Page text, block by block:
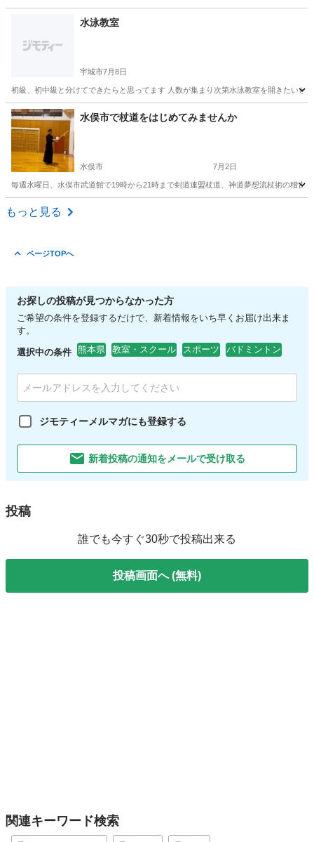
空手/他格闘技
水泳教室
宇城市7月8日
初級、初中級と分けてできたらと思ってます 人数が集まり次第水泳教室を開きたい
熊本 宇城市 水泳 泳ぎ
水俣市で杖道をはじめてみませんか
水俣市 7月2日
毎週水曜日、水俣市武道館で19時から21時まで剣道連盟杖道、神道夢想流杖術の稽
熊本 水俣市
もっと見る
ページTOPへ
お探しの投稿が見つからなかった方
ご希望の条件を登録するだけで、新着情報をいち早くお届け出来ま
す。
選択中の条件 熊本県 教室・スクール スポーツ バドミントン
ジモティーメルマガにも登録する
新着投稿の通知をメールで受け取る
投稿
誰でも今すぐ30秒で投稿出来る
投稿画面へ (無料)
関連キーワード検索